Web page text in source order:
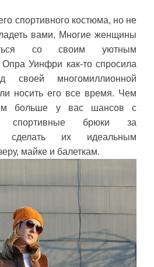
спортивного костюма, но не
вами. Многие женщины
со своим уютным
Уинфри как-то спросила
своей многомиллионной
носить его все время. Чем
больше у вас шансов с
спортивные брюки за
сделать их идеальным
майке и балеткам.